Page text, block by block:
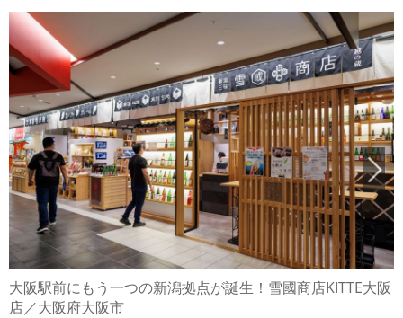
大阪駅前にもう一つの新潟拠点が誕生！雪國商店KITTE大阪
店／大阪府大阪市